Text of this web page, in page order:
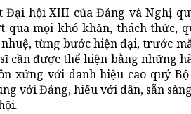
Đại hội XIII của Đảng và Nghị
qua mọi khó khăn, thách thức,
từng bước hiện đại, trước
cần được thể hiện bằng những
xứng với danh hiệu cao quý
với Đảng, hiếu với dân, sẵn